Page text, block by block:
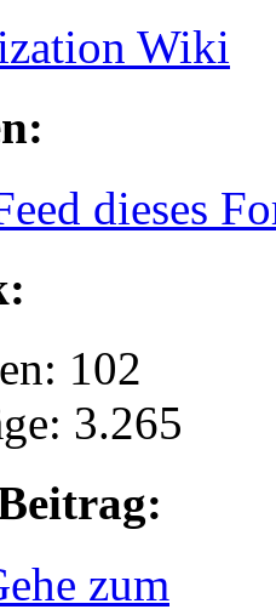
Wiki
dieses
102
3.265